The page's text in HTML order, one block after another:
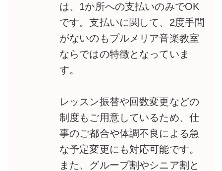
は、1か所への支払いのみでOK
です。支払いに関して、2度手間
がないのもプルメリア音楽教室
ならではの特徴となっていま
す。
レッスン振替や回数変更などの
制度もご用意しているため、仕
事のご都合や体調不良による急
な予定変更にも対応可能です。
また、グループ割やシニア割と